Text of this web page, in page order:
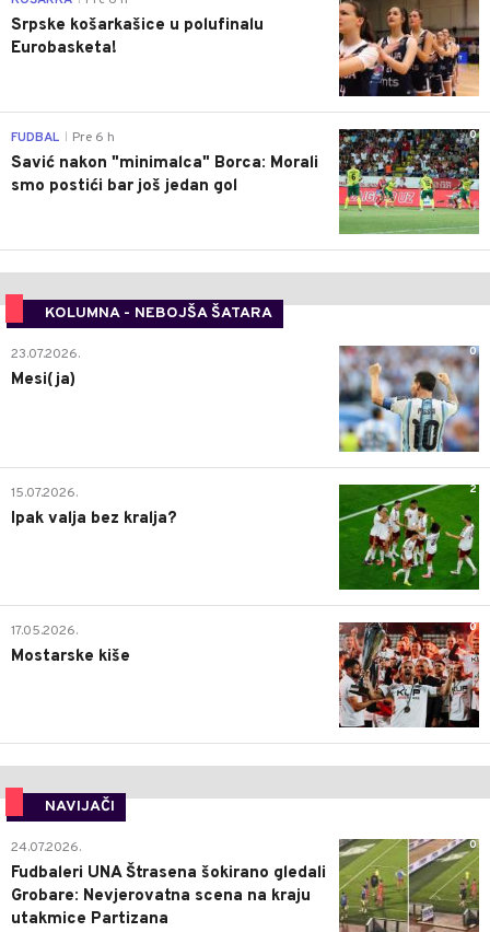
Srpske košarkašice u polufinalu
Eurobasketa!
0
FUDBAL Pre 6 h
Savić nakon "minimalca" Borca: Morali
smo postići bar još jedan gol
KOLUMNA - NEBOJŠA ŠATARA
0
23.07.2026.
Mesi(ja)
2
15.07.2026.
Ipak valja bez kralja?
0
17.05.2026.
Mostarske kiše
NAVIJAČI
0
24.07.2026.
Fudbaleri UNA Štrasena šokirano gledali
Grobare: Nevjerovatna scena na kraju
utakmice Partizana